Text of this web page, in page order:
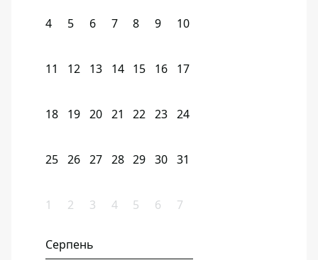
4 5 6 7 8 9 10
11 12 13 14 15 16 17
18 19 20 21 22 23 24
25 26 27 28 29 30 31
1 2 3 4 5 6 7
Серпень